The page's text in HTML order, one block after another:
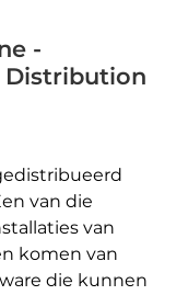
-
Distribution
van die
van
komen van
die kunnen